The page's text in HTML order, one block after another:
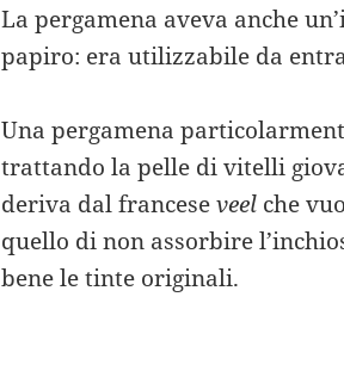
La pergamena aveva anche
papiro: era utilizzabile da
Una pergamena
trattando la pelle di vitelli
deriva dal franceseveel che
quello di non assorbire
bene le tinte originali.